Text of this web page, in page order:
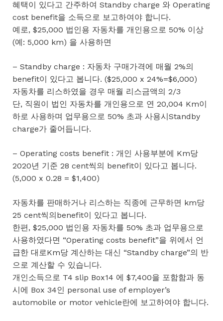
혜택이 있다고 간주하여 Standby charge 와 Operating
cost benefit을 소득으로 보고하여야 합니다.
예로, $25,000 법인용 자동차를 개인용으로 50% 이상
(예: 5,000 km) 을 사용하면
– Standby charge : 자동차 구매가격에 매월 2%의
benefit이 있다고 봅니다. ($25,000 x 24%=$6,000)
자동차를 리스하였을 경우 매월 리스금액의 2/3
단, 직원이 법인 자동차를 개인용으로 연 20,004 Km이
하로 사용하며 업무용으로 50% 초과 사용시Standby
charge가 줄어듭니다.
– Operating costs benefit : 개인 사용부분에 Km당
2020년 기준 28 cent씩의 benefit이 있다고 봅니다.
(5,000 x 0.28 = $1,400)
자동차를 판매하거나 리스하는 직종에 근무하면 km당
25 cent씩의benefit이 있다고 봅니다.
한편, $25,000 법인용 자동차를 50% 초과 업무용으로
사용하였다면 “Operating costs benefit”을 위에서 언
급한 대로Km당 계산하는 대신 “Standby charge”의 반
으로 계산할 수 있습니다.
개인소득으로 T4 slip Box14 에 $7,400을 포함함과 동
시에 Box 34인 personal use of employer’s
automobile or motor vehicle란에 보고하여야 합니다.